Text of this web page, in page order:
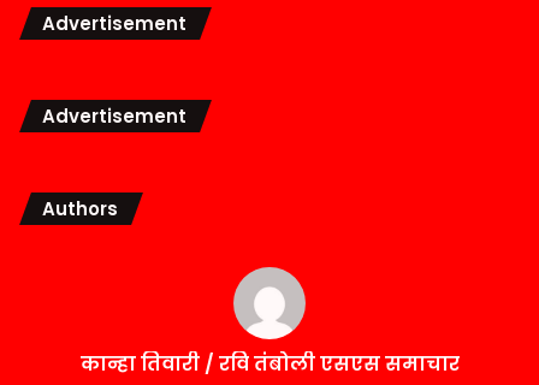
Advertisement
Advertisement
Authors
कान्हा तिवारी / रवि तंबोली एसएस समाचार